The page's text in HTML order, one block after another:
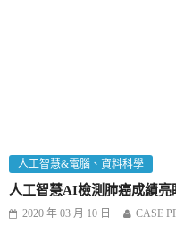
人工智慧&電腦、資料科學
人工智慧AI檢測肺癌成績亮
2020 年 03 月 10 日 CASE